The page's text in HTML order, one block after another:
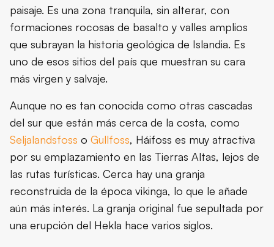
paisaje. Es una zona tranquila, sin alterar, con
formaciones rocosas de basalto y valles amplios
que subrayan la historia geológica de Islandia. Es
uno de esos sitios del país que muestran su cara
más virgen y salvaje.
Aunque no es tan conocida como otras cascadas
del sur que están más cerca de la costa, como
Seljalandsfoss o Gullfoss, Háifoss es muy atractiva
por su emplazamiento en las Tierras Altas, lejos de
las rutas turísticas. Cerca hay una granja
reconstruida de la época vikinga, lo que le añade
aún más interés. La granja original fue sepultada por
una erupción del Hekla hace varios siglos.